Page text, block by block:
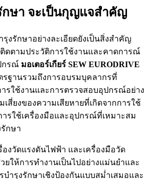
กษา จะเป็นกุญแจสำคัญ
งรักษาอย่างละเอียดยังเป็นสิ่งสำคัญ
ดตามประวัติการใช้งานและคาดการณ์
กรณ์ มอเตอร์เกียร์ SEW EURODRIVE
รฐานรวมถึงการอบรมบุคลากรที่
ารใช้งานและการตรวจสอบอุปกรณ์อย่าง
สี่ยงของความเสียหายที่เกิดจากการใช้
รใช้เครื่องมือและอุปกรณ์ที่เหมาะสม
กษา
องวัดแรงดันไฟฟ้า และเครื่องมือวัด
ยให้การทำงานเป็นไปอย่างแม่นยำและ
ำรุงรักษาเชิงป้องกันแบบสม่ำเสมอและ